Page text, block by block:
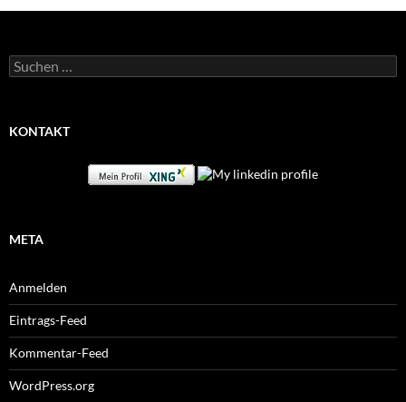
Suchen
nach:
KONTAKT
META
Anmelden
Eintrags-Feed
Kommentar-Feed
WordPress.org